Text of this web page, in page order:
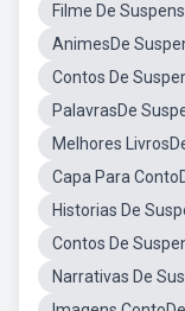
Filme De
AnimesDe
Contos De
PalavrasDe
Melhores
Capa Para
Historias De
Contos De
Narrativas De